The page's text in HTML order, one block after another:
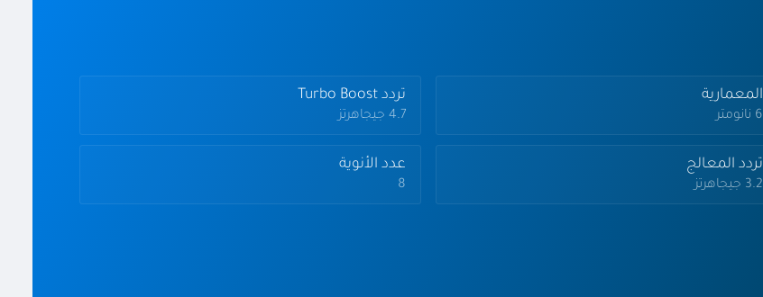
المعمارية
6 نانومتر
تردد Turbo Boost
4.7 جيجاهرتز
تردد المعالج
3.2 جيجاهرتز
عدد الأنوية
8